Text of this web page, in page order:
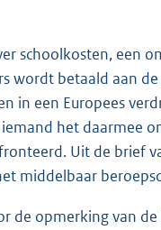
schoolkosten, een
betaald aan
in een Europees
het daarmee
Uit de brief
middelbaar
de opmerking van